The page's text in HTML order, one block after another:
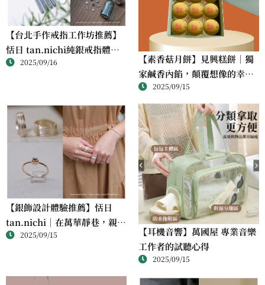
【台北手作戒指工作坊推薦】
恬日 tan.nichi純銀戒指體驗
｜情侶・朋友一起完成的金工
2025/09/16
【素香菇月餅】見興糕餅｜獨
家鹹香內餡，顛覆想像的幸福
滋味2025/09/15
【銀飾設計體驗推薦】恬日
tan.nichi｜在萬華靜巷，親手
完成屬於自己的銀戒
2025/09/15
【耳機音響】萬國屋 專業音樂
工作者的試聽心得
2025/09/15